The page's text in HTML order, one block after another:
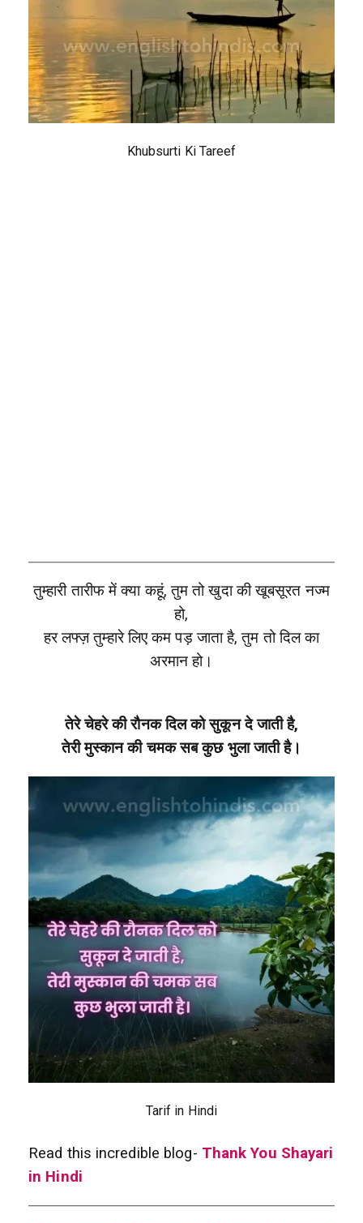
Khubsurti Ki Tareef
तुम्हारी तारीफ में क्या कहूं, तुम तो खुदा की खूबसूरत नज्म
हो,
हर लफ्ज़ तुम्हारे लिए कम पड़ जाता है, तुम तो दिल का
अरमान हो।
तेरे चेहरे की रौनक दिल को सुकून दे जाती है,
तेरी मुस्कान की चमक सब कुछ भुला जाती है।
Tarif in Hindi
Read this incredible blog- Thank You Shayari
in Hindi